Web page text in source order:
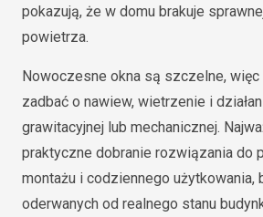
pokazują, że w domu brakuje
powietrza.
Nowoczesne okna są szczelne,
zadbać o nawiew, wietrzenie i
grawitacyjnej lub mechanicznej.
praktyczne dobranie rozwiązania do
montażu i codziennego użytkowania,
oderwanych od realnego stanu